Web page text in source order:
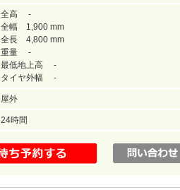
全高 -
全幅 1,900 mm
全長 4,800 mm
重量 -
最低地上高 -
タイヤ外幅 -
屋外
24時間